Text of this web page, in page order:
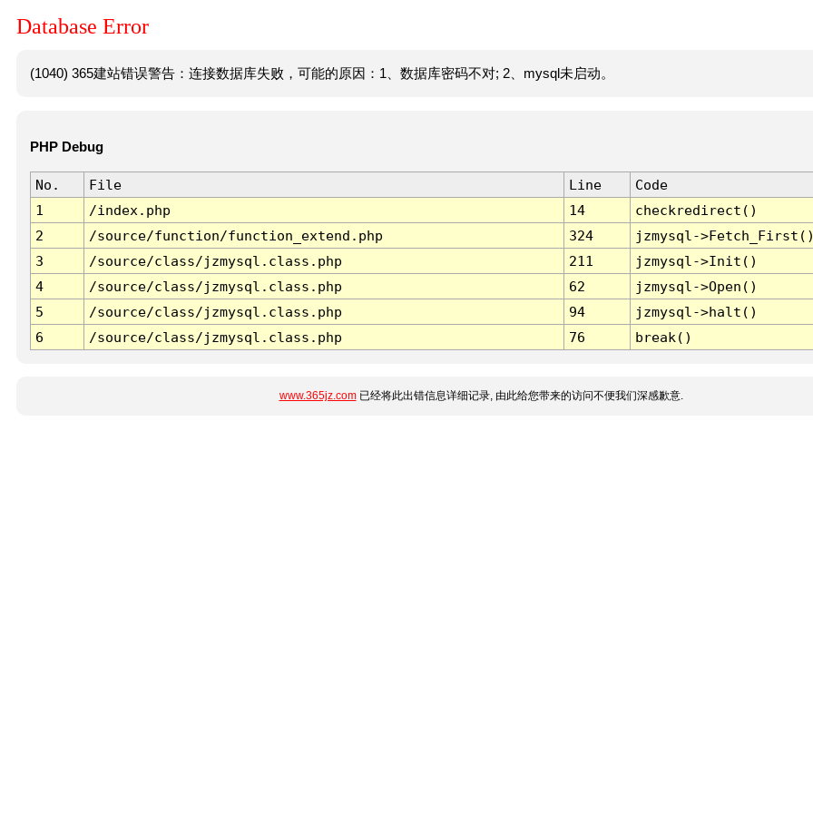
Database Error
(1040) 365建站错误警告：连接数据库失败，可能的原因：1、数据库密码不对; 2、mysql未启动。
PHP Debug
No. File Line
Code
1
/index.php 14
checkredirect()
2
/source/function/function_extend.php 324
jzmysql-
3
/source/class/jzmysql.class.php 211
jzmysql->Init()
4
/source/class/jzmysql.class.php 62
jzmysql->Open()
5
/source/class/jzmysql.class.php 94
jzmysql->halt()
6
/source/class/jzmysql.class.php 76 break()
www.365jz.com已经将此出错信息详细记录, 由此给您带来的访问不便我们深感歉意.